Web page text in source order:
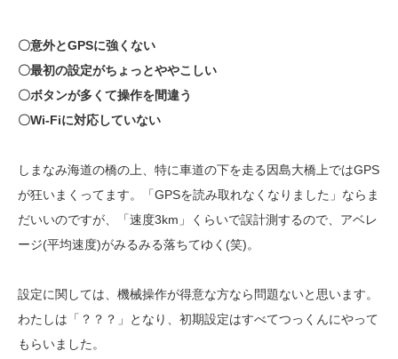
〇意外とGPSに強くない
〇最初の設定がちょっとややこしい
〇ボタンが多くて操作を間違う
〇Wi-Fiに対応していない
しまなみ海道の橋の上、特に車道の下を走る因島大橋上ではGPS
が狂いまくってます。「GPSを読み取れなくなりました」ならま
だいいのですが、「速度3km」くらいで誤計測するので、アベレ
ージ(平均速度)がみるみる落ちてゆく(笑)。
設定に関しては、機械操作が得意な方なら問題ないと思います。
わたしは「？？？」となり、初期設定はすべてつっくんにやって
もらいました。